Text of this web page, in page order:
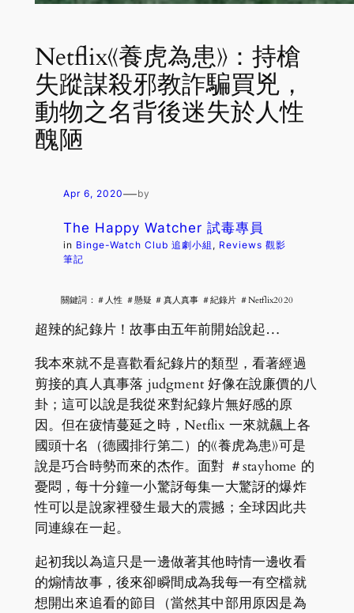
Netflix《養虎為患》：持槍
失蹤謀殺邪教詐騙買兇，
動物之名背後迷失於人性
醜陋
Apr 6, 2020—by
The Happy Watcher 試毒專員
in Binge-Watch Club 追劇小組 , Reviews 觀影
筆記
關鍵詞：＃人性 ＃懸疑 ＃真人真事 ＃紀錄片 ＃Netflix2020
超辣的紀錄片！故事由五年前開始說起…
我本來就不是喜歡看紀錄片的類型，看著經過
剪接的真人真事落 judgment 好像在說廉價的八
卦；這可以說是我從來對紀錄片無好感的原
因。但在疲情蔓延之時，Netflix 一來就飆上各
國頭十名（德國排行第二）的《養虎為患》可是
說是巧合時勢而來的杰作。面對 ＃stayhome 的
憂悶，每十分鐘一小驚訝每集一大驚訝的爆炸
性可以是說家裡發生最大的震撼；全球因此共
同連線在一起。
起初我以為這只是一邊做著其他時情一邊收看
的煽情故事，後來卻瞬間成為我每一有空檔就
想開出來追看的節目（當然其中部用原因是為